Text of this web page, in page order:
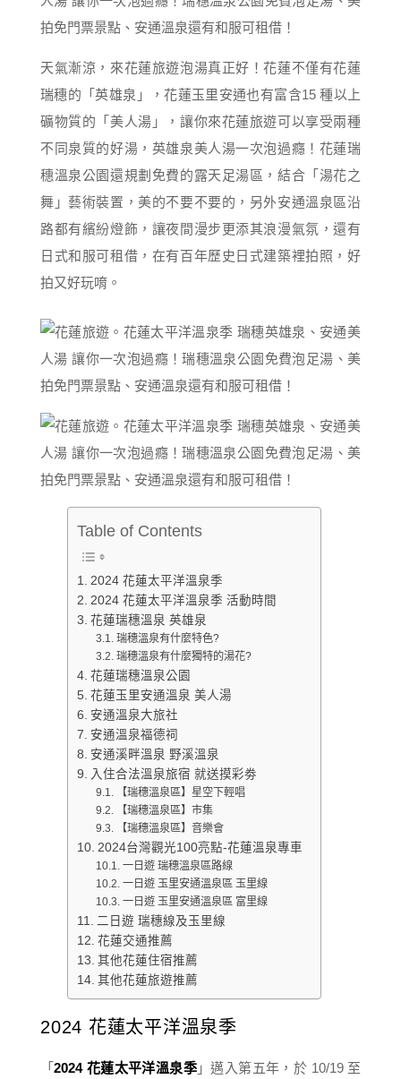
天氣漸涼，來花蓮旅遊泡湯真正好！花蓮不僅有花蓮
瑞穗的「英雄泉」，花蓮玉里安通也有富含15 種以上
礦物質的「美人湯」，讓你來花蓮旅遊可以享受兩種
不同泉質的好湯，英雄泉美人湯一次泡過癮！花蓮瑞
穗溫泉公園還規劃免費的露天足湯區，結合「湯花之
舞」藝術裝置，美的不要不要的，另外安通溫泉區沿
路都有繽紛燈飾，讓夜間漫步更添其浪漫氣氛，還有
日式和服可租借，在有百年歷史日式建築裡拍照，好
拍又好玩唷。
Table of Contents
2024 花蓮太平洋溫泉季
2024 花蓮太平洋溫泉季 活動時間
花蓮瑞穗溫泉 英雄泉
瑞穗溫泉有什麼特色?
瑞穗溫泉有什麼獨特的湯花?
花蓮瑞穗溫泉公園
花蓮玉里安通溫泉 美人湯
安通溫泉大旅社
安通溫泉福德祠
安通溪畔溫泉 野溪溫泉
入住合法溫泉旅宿 就送摸彩劵
【瑞穗溫泉區】星空下輕唱
【瑞穗溫泉區】市集
【瑞穗溫泉區】音樂會
2024台灣觀光100亮點-花蓮溫泉專車
一日遊 瑞穗溫泉區路線
一日遊 玉里安通溫泉區 玉里線
一日遊 玉里安通溫泉區 富里線
二日遊 瑞穗線及玉里線
花蓮交通推薦
其他花蓮住宿推薦
其他花蓮旅遊推薦
2024 花蓮太平洋溫泉季
「2024 花蓮太平洋溫泉季 」邁入第五年，於 10/19 至